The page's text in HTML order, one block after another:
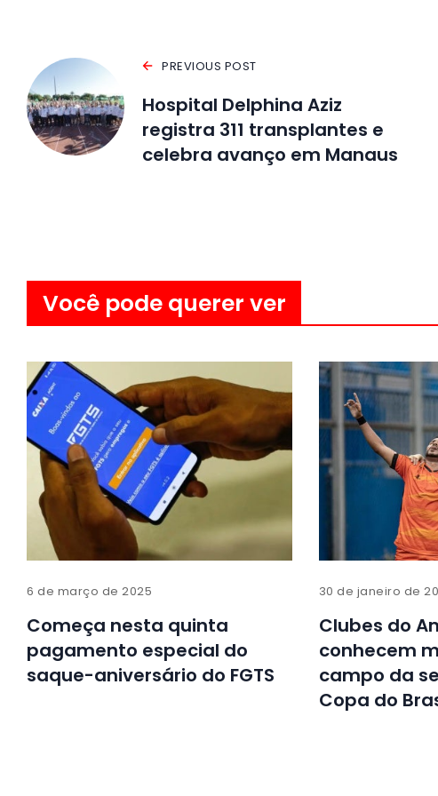
PREVIOUS POST
Hospital Delphina Aziz
registra 311 transplantes e
celebra avanço em Manaus
Você pode querer ver
6 de março de 2025
Começa nesta quinta
pagamento especial do
saque-aniversário do FGTS
30 de janeiro de
Clubes do
conhecem
campo da
Copa do